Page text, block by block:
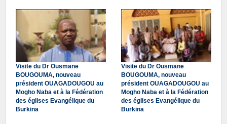
Visite du Dr Ousmane
BOUGOUMA, nouveau
président OUAGADOUGOU au
Mogho Naba et à la Fédération
des églises Evangélique du
Burkina
Visite du Dr Ousmane
BOUGOUMA, nouveau
président OUAGADOUGOU au
Mogho Naba et à la Fédération
des églises Evangélique du
Burkina